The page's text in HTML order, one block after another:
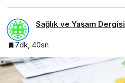
Sağlık ve Yaşam Dergisi
7dk, 40sn